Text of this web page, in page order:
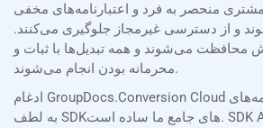
منحصر به فرد و اعتبارنامه‌های مخفی
و از دسترسی غیرمجاز جلوگیری می‌کنند.
محافظت می‌شوند و همه تبدیل‌ها با ثبات و
محرمانه بودن انجام می‌شوند.
ادغام GroupDocs.Conversion Cloud در برنامه‌های Android شما
به لطف SDKهای جامع ما ساده است. SDK Android ما مستندات